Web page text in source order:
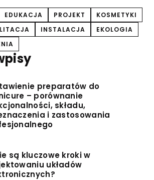
EDUKACJA PROJEKT
KOSMETYKI
INSTALACJA
EKOLOGIA
preparatów do
– porównanie
składu,
i zastosowania
są kluczowe kroki w
układów